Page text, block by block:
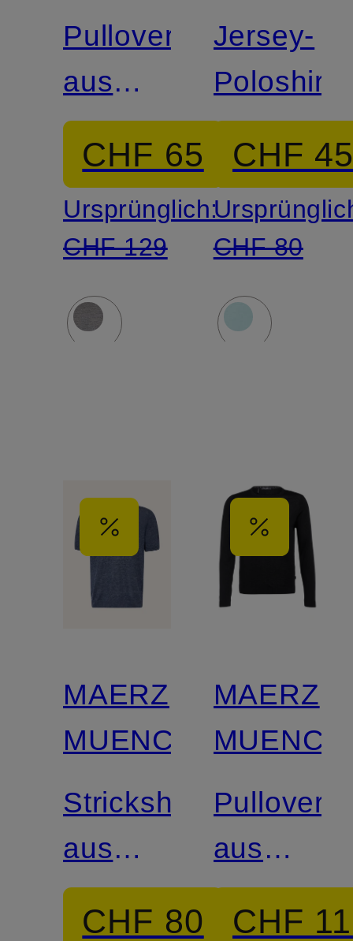
Pullover
aus
Merinowolle
CHF 65
Ursprünglich:
CHF 129
Jersey-
Poloshirt
CHF
CHF 80
MAERZ
MUENCHEN
Strickshirt
aus
Leinen
CHF 80
MAERZ
Pullover
aus
CHF